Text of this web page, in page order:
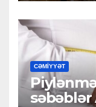
CƏMIYYƏT
səbəblər